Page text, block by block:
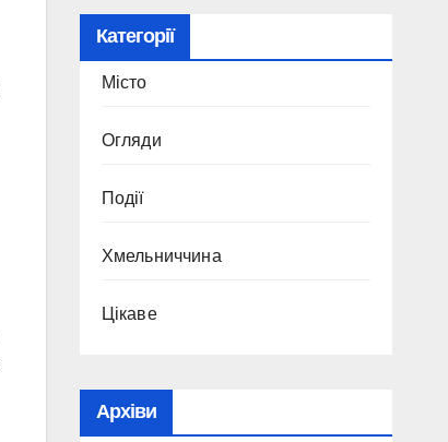
Категорії
Місто
Огляди
Події
Хмельниччина
Цікаве
Архіви